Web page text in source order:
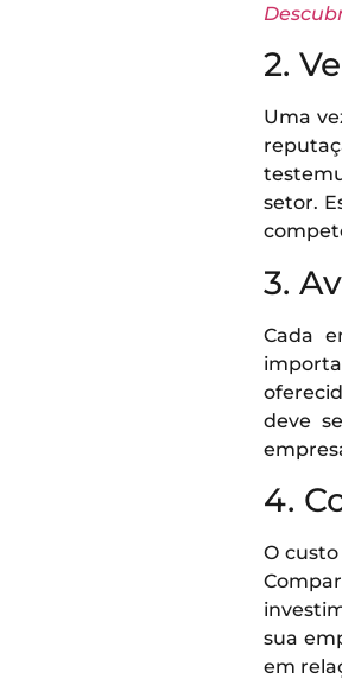
2.
Uma
setor.
3.
Cada
deve
4.
O
sua
em